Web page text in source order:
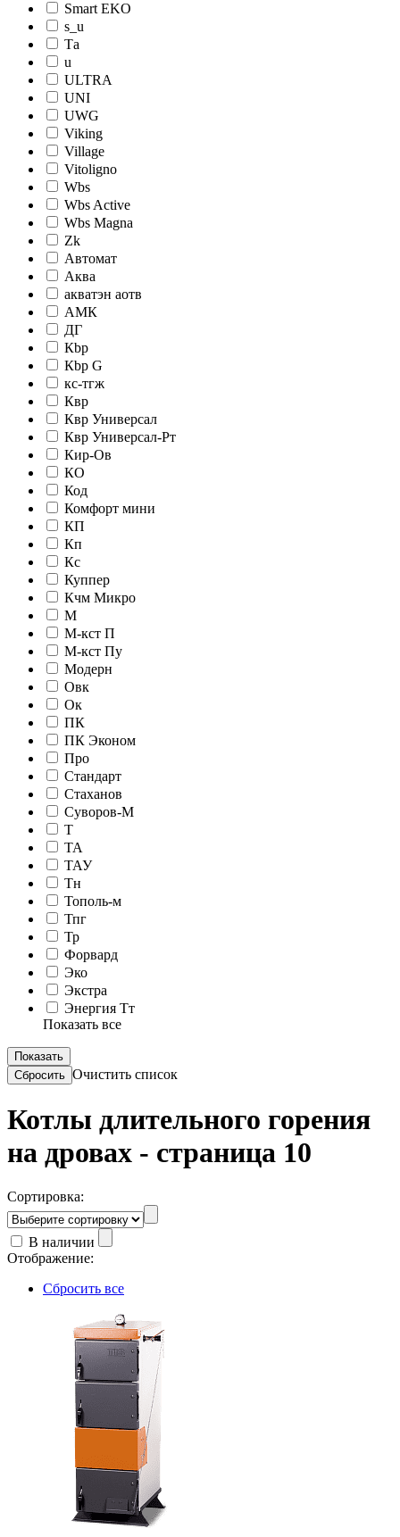
Smart EKO
s_u
Tа
u
ULTRA
UNI
UWG
Viking
Village
Vitoligno
Wbs
Wbs Active
Wbs Magna
Zk
Автомат
Аква
акватэн аотв
АМК
ДГ
Кbр
Кbр G
кc-тгж
Квр
Квр Универсал
Квр Универсал-Рт
Кир-Ов
КО
Код
Комфорт мини
КП
Кп
Кс
Куппер
Кчм Микро
М
М-кст П
М-кст Пу
Модерн
Овк
Ок
ПК
ПК Эконом
Про
Стандарт
Стаханов
Суворов-М
Т
ТА
ТАУ
Тн
Тополь-м
Тпг
Тр
Форвард
Эко
Экстра
Энергия Тт
Показать все
Очистить список
Котлы длительного горения
на дровах - страница 10
Сортировка:
В наличии
Отображение:
Сбросить все